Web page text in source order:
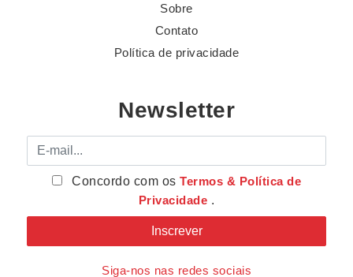
Sobre
Contato
Política de privacidade
Newsletter
E-mail
Concordo com osTermos & Política de
Privacidade .
Siga-nos nas redes sociais